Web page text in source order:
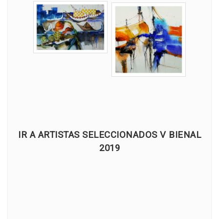
IR A ARTISTAS SELECCIONADOS V BIENAL
2019